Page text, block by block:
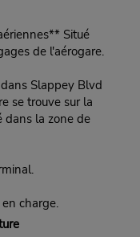
Situé
de l'aérogare.
Slappey Blvd
se trouve sur la
dans la zone de
charge.